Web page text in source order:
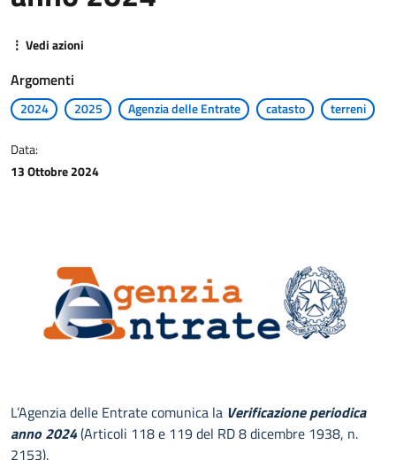
AGGIORNAMENTO PROFESSIONALE
⋮ Vedi azioni
Argomenti
2024 2025 Agenzia delle Entrate catasto terreni
Data:
13 Ottobre 2024
L’Agenzia delle Entrate comunica la Verificazione periodica
anno 2024(Articoli 118 e 119 del RD 8 dicembre 1938, n.
2153).